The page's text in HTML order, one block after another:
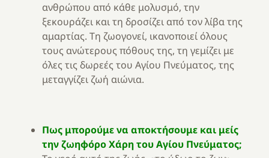
ανθρώπου από κάθε μολυσμό, την
ξεκουράζει και τη δροσίζει από τον λίβα της
αμαρτίας. Τη ζωογονεί, ικανοποιεί όλους
τους ανώτερους πόθους της, τη γεμίζει με
όλες τις δωρεές του Αγίου Πνεύματος, της
μεταγγίζει ζωή αιώνια.
Πως μπορούμε να αποκτήσουμε και μείς
την ζωηφόρο Χάρη του Αγίου Πνεύματος;